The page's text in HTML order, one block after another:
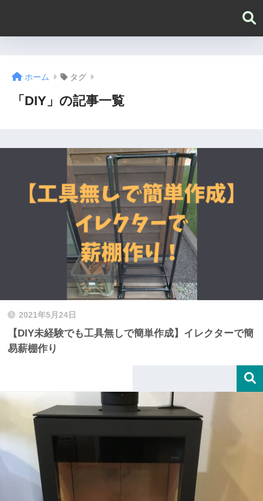
ホーム タグ
「DIY」の記事一覧
2021年5月24日
【DIY未経験でも工具無しで簡単作成】イレクターで簡
易薪棚作り